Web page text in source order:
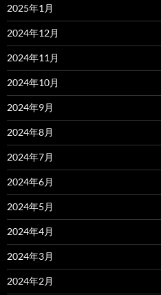
2025年1月
2024年12月
2024年11月
2024年10月
2024年9月
2024年8月
2024年7月
2024年6月
2024年5月
2024年4月
2024年3月
2024年2月